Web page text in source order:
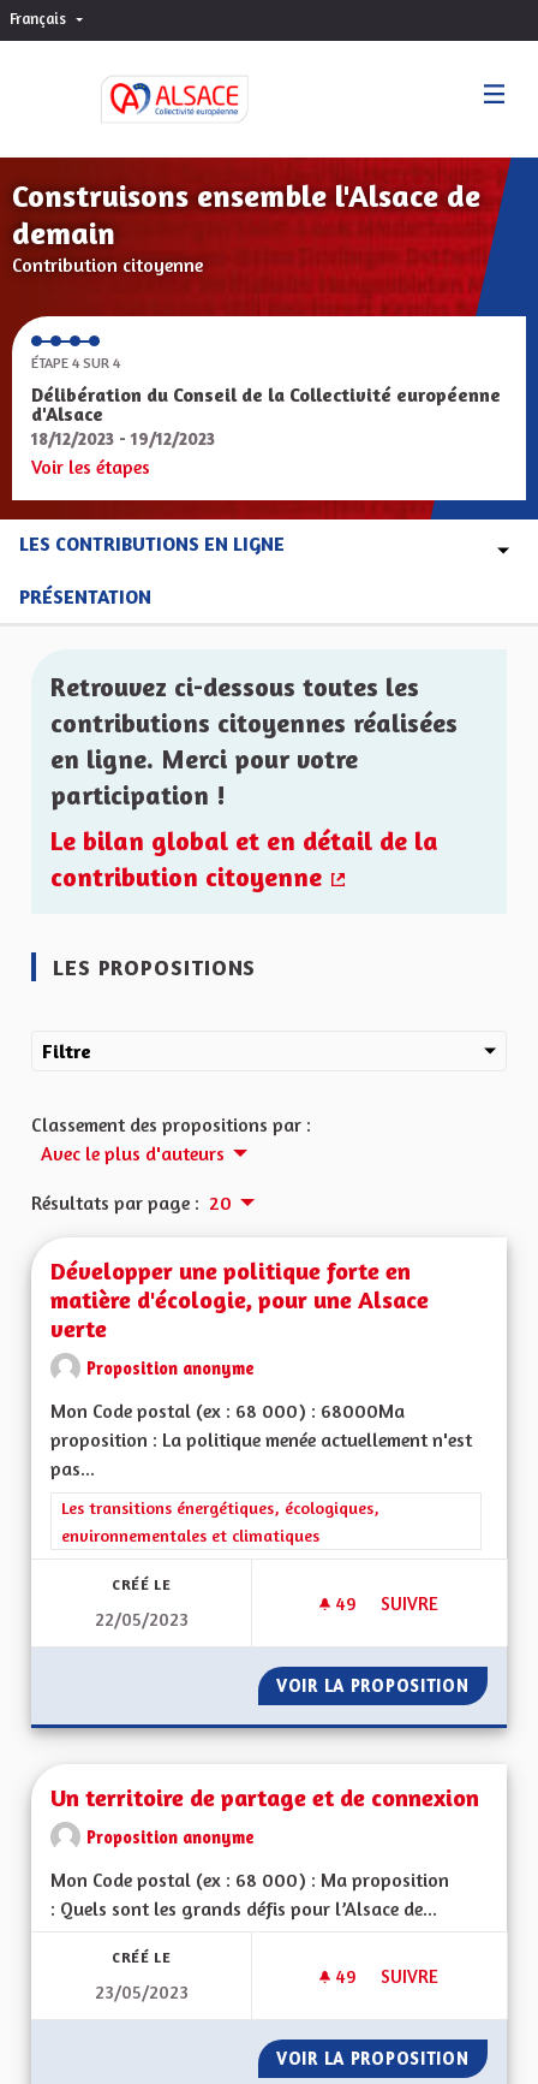
Français Choisir la langue
Construisons ensemble l'Alsace de
demain
Contribution citoyenne
ÉTAPE 4 SUR 4
Délibération du Conseil de la Collectivité européenne
d'Alsace
18/12/2023 - 19/12/2023
Voir les étapes
LES CONTRIBUTIONS EN LIGNE
PRÉSENTATION
Retrouvez ci-dessous toutes les
contributions citoyennes réalisées
en ligne. Merci pour votre
participation !
Le bilan global et en détail de la
contribution citoyenne
LES PROPOSITIONS
Filtre
Classement des propositions par :
Avec le plus d'auteurs
Résultats par page : 20
Développer une politique forte en
matière d'écologie, pour une Alsace
verte
Proposition anonyme
Mon Code postal (ex : 68 000) : 68000Ma
proposition : La politique menée actuellement n'est
pas...
Filtrer les résultats de la catégorie : Les transitions
Les transitions énergétiques, écologiques,
environnementales et climatiques
CRÉÉ LE
22/05/2023
49 49 ABONNÉS
SUIVRE
VOIR LA PROPOSITION
Un territoire de partage et de connexion
Proposition anonyme
Mon Code postal (ex : 68 000) : Ma proposition
: Quels sont les grands défis pour l’Alsace de...
CRÉÉ LE
23/05/2023
49 49 ABONNÉS
SUIVRE
VOIR LA PROPOSITION UN